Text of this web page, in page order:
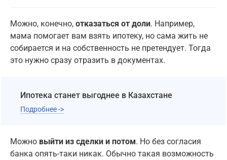
Можно, конечно, отказаться от доли. Например,
мама помогает вам взять ипотеку, но сама жить не
собирается и на собственность не претендует. Тогда
это нужно сразу отразить в документах.
Ипотека станет выгоднее в Казахстане
Подробнее ->
Можно выйти из сделки и потом. Но без согласия
банка опять-таки никак. Обычно такая возможность